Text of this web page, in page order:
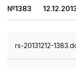
№1383
rs-20131212-